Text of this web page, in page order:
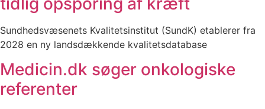
Sundhedsvæsenets Kvalitetsinstitut (SundK) etablerer fra
2028 en ny landsdækkende kvalitetsdatabase
Medicin.dk søger onkologiske
referenter